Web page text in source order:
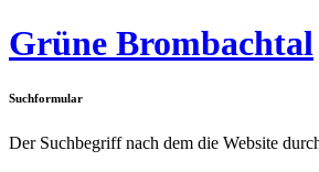
Grüne Brombachtal
Suchformular
Der Suchbegriff nach dem die Website